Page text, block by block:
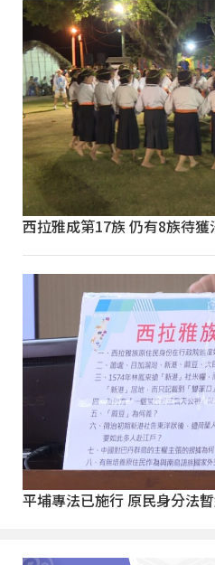
西拉雅成第17族 仍有8族待
平埔專法已施行 原民身分法